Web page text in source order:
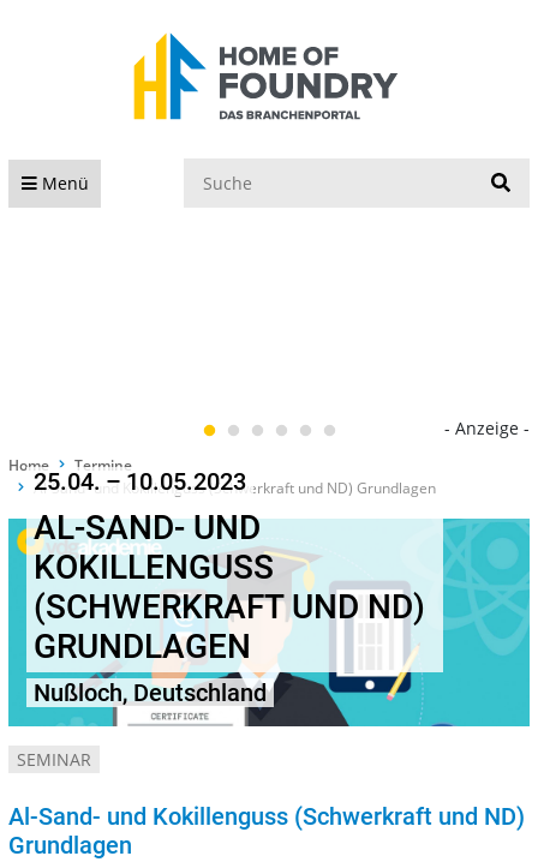
Menü
- Anzeige -
Home
Termine
Al-Sand- und Kokillenguss (Schwerkraft und ND) Grundlagen
25.04. – 10.05.2023
AL-SAND- UND
KOKILLENGUSS
(SCHWERKRAFT UND ND)
GRUNDLAGEN
Nußloch, Deutschland
SEMINAR
Al-Sand- und Kokillenguss (Schwerkraft und ND)
Grundlagen